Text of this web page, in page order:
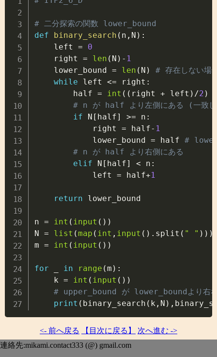
# 二分探索の関数 lower_bound
def
binary_search ( n , N ) :
    left
=
0
    right
= len ( N ) - 1
    lower_bound
= len ( N )
# 存在しない場
while left <= right :
        half
= int ( ( right + left ) /2 )
# n が half より左側にある (一致して
if N [ half] >= n :
            right
= half- 1
            lower_bound
= half #
# n が half より右側にある
elif N [ half] < n :
            left
= half+1
return lower_bound
n = int ( input ( ) )
N = list (map ( int , input ( ) . split ( " " ) ) )
m = int ( input ( ) )
for in range (m ) :
    k
= int ( input ( ) )
# upper_bound が lower_boundより右な
print ( binary_search ( k , N ) ,
<- 前へ戻る 【目次に戻る】
次へ進む ->
連絡先:mikami.contact333 (@) gmail.com